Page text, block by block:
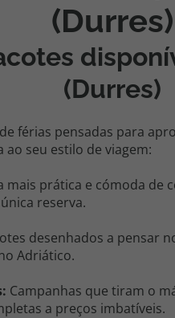
(Durres)
(Durres)
férias pensadas para
seu estilo de viagem:
mais prática e cómoda de
reserva.
desenhados a pensar
Adriático.
: Campanhas que tiram o
a preços imbatíveis.